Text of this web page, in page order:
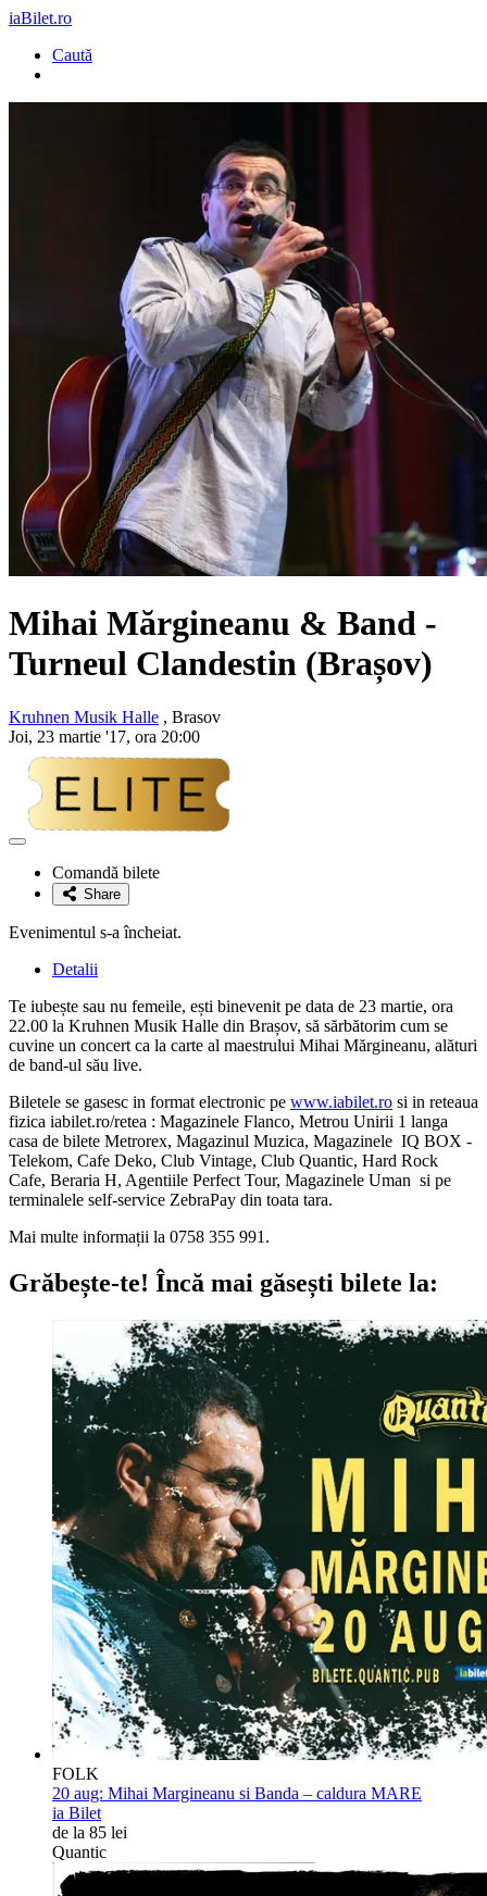
iaBilet.ro
Caută
Mihai Mărgineanu & Band -
Turneul Clandestin (Brașov)
Kruhnen Musik Halle , Brasov
Joi, 23 martie '17, ora 20:00
Adaugă
favoriteComandă bilete
Share
Evenimentul s-a încheiat.
Detalii
Te iubește sau nu femeile, ești binevenit pe data de 23 martie, ora
22.00 la Kruhnen Musik Halle din Brașov, să sărbătorim cum se
cuvine un concert ca la carte al maestrului Mihai Mărgineanu, alături
de band-ul său live.
Biletele se gasesc in format electronic pe www.iabilet.ro si in reteaua
fizica iabilet.ro/retea : Magazinele Flanco, Metrou Unirii 1 langa
casa de bilete Metrorex, Magazinul Muzica, Magazinele IQ BOX -
Telekom, Cafe Deko, Club Vintage, Club Quantic, Hard Rock
Cafe, Beraria H, Agentiile Perfect Tour, Magazinele Uman si pe
terminalele self-service ZebraPay din toata tara.
Mai multe informații la 0758 355 991.
Grăbește-te! Încă mai găsești bilete la:
FOLK
20 aug: Mihai Margineanu si Banda – caldura MARE
ia Bilet
de la 85 lei
Quantic